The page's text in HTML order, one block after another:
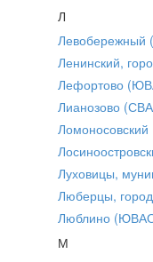
Л
Ленинский,
Лефортово
Лианозово
Луховицы,
Люберцы,
Люблино
М